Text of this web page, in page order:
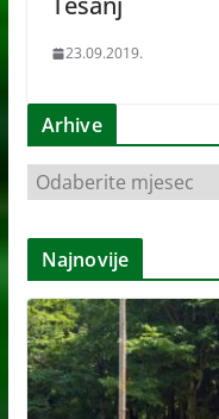
23.09.2019.
Arhive
h
v
e
Najnovije